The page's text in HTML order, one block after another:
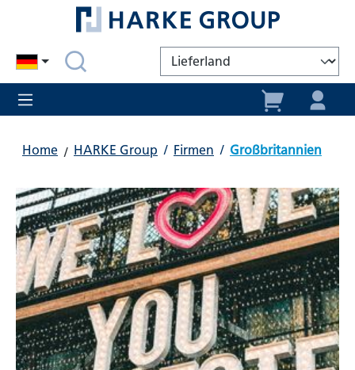
Home HARKE Group / Firmen / Großbritannien